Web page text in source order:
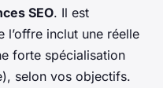
SEO. Il est
l’offre inclut une réelle
forte spécialisation
selon vos objectifs.